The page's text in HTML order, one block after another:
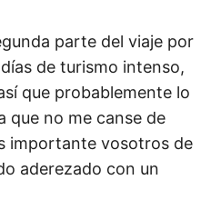
parte del viaje por
de turismo intenso,
que probablemente lo
que no me canse de
importante vosotros de
aderezado con un